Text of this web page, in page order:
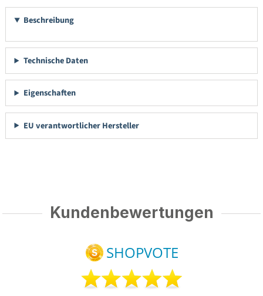
Beschreibung
Technische Daten
Eigenschaften
EU verantwortlicher Hersteller
Kundenbewertungen